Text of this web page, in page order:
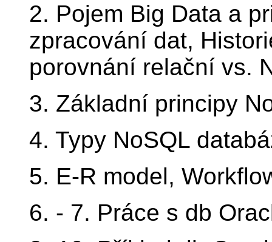
2. Pojem Big Data a
zpracování dat,
porovnání relační vs.
3. Základní principy
4. Typy NoSQL
5. E-R model,
6. - 7. Práce s db